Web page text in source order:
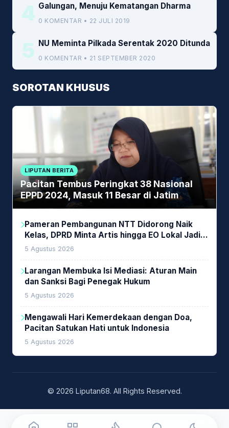
4 Galungan, Menuju Kematangan Dharma
0 KOMENTAR • 22 JULI 2019
5 NU Meminta Pilkada Serentak 2020 Ditunda
0 KOMENTAR • 21 SEPTEMBER 2020
SOROTAN KHUSUS
LIPUTAN BERITA
Pacitan Tembus Peringkat 38 Nasional
EPPD 2024, Masuk 11 Besar di Jatim
Pameran Pembangunan NTT Didorong Naik
Kelas, DPRD Minta Artis hingga EO Lokal Jadi
Prioritas
5 Agustus 2026
Larangan Membuka Isi Mediasi: Aturan Main
dan Sanksi Bagi Penegak Hukum
5 Agustus 2026
Mengawali Hari Kemerdekaan dengan Doa,
Pacitan Satukan Hati untuk Indonesia
5 Agustus 2026
© 2026 Liputan68. All Rights Reserved.